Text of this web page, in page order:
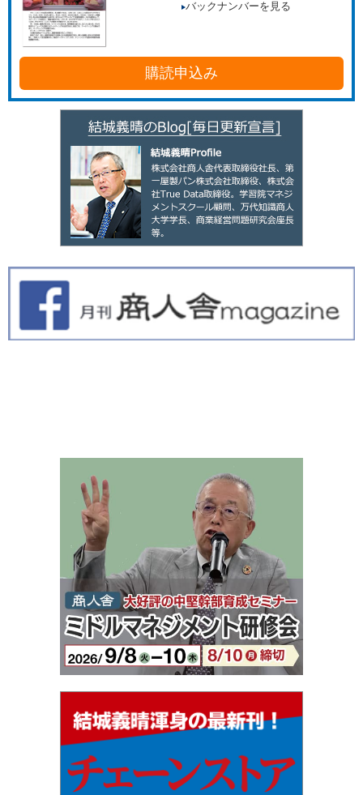
バックナンバーを見る
購読申込み